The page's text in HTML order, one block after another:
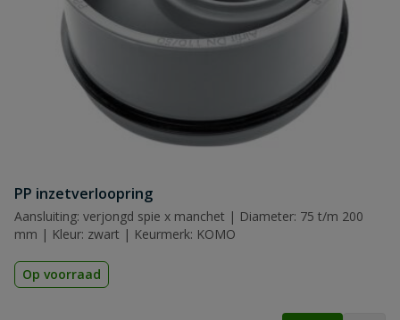
Samenvatting
Beoordeling
Beoordeling versturen
PP inzetverloopring
Aansluiting: verjongd spie x manchet | Diameter: 75 t/m 200
mm | Kleur: zwart | Keurmerk: KOMO
Op voorraad